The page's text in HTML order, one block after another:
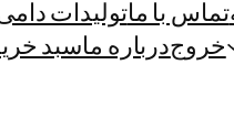
تماس با ماتولیدات
خروجدرباره ماسبد